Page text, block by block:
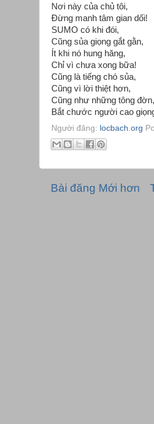
Nơi này của chủ tôi,
Đừng manh tâm gian dối!
SUMO có khi đói,
Cũng sủa giọng gắt gằn,
Ít khi nó hung hăng,
Chỉ vì chưa xong bữa!
Cũng là tiếng chó sủa,
Cũng vì lời thiệt hơn,
Cũng như những tông đờn,
Bắt chước người cao
Người đăng: locbach.org
Bài đăng Mới hơn